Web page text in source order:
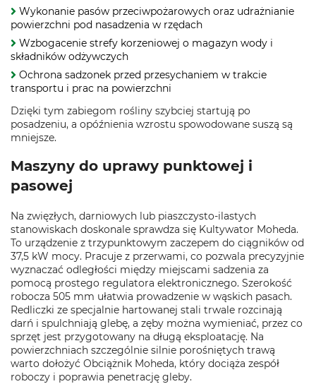
Wykonanie pasów przeciwpożarowych oraz udrażnianie
powierzchni pod nasadzenia w rzędach
Wzbogacenie strefy korzeniowej o magazyn wody i
składników odżywczych
Ochrona sadzonek przed przesychaniem w trakcie
transportu i prac na powierzchni
Dzięki tym zabiegom rośliny szybciej startują po
posadzeniu, a opóźnienia wzrostu spowodowane suszą są
mniejsze.
Maszyny do uprawy punktowej i
pasowej
Na zwięzłych, darniowych lub piaszczysto-ilastych
stanowiskach doskonale sprawdza się Kultywator Moheda.
To urządzenie z trzypunktowym zaczepem do ciągników od
37,5 kW mocy. Pracuje z przerwami, co pozwala precyzyjnie
wyznaczać odległości między miejscami sadzenia za
pomocą prostego regulatora elektronicznego. Szerokość
robocza 505 mm ułatwia prowadzenie w wąskich pasach.
Redliczki ze specjalnie hartowanej stali trwale rozcinają
darń i spulchniają glebę, a zęby można wymieniać, przez co
sprzęt jest przygotowany na długą eksploatację. Na
powierzchniach szczególnie silnie porośniętych trawą
warto dołożyć Obciążnik Moheda, który dociąża zespół
roboczy i poprawia penetrację gleby.